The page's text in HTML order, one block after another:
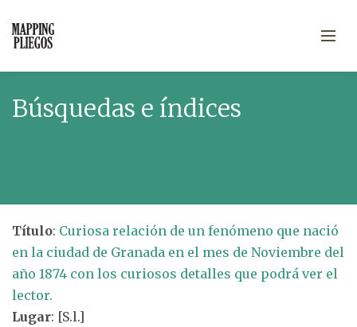
Búsquedas e índices
Título: Curiosa relación de un fenómeno que nació
en la ciudad de Granada en el mes de Noviembre del
año 1874 con los curiosos detalles que podrá ver el
lector.
Lugar: [S.l.]